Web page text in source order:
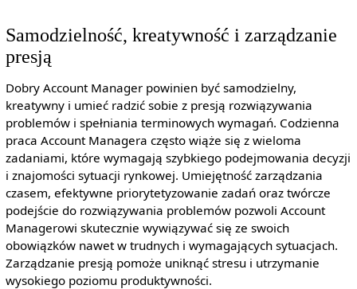
Samodzielność, kreatywność i zarządzanie
presją
Dobry Account Manager powinien być samodzielny,
kreatywny i umieć radzić sobie z presją rozwiązywania
problemów i spełniania terminowych wymagań. Codzienna
praca Account Managera często wiąże się z wieloma
zadaniami, które wymagają szybkiego podejmowania decyzji
i znajomości sytuacji rynkowej. Umiejętność zarządzania
czasem, efektywne priorytetyzowanie zadań oraz twórcze
podejście do rozwiązywania problemów pozwoli Account
Managerowi skutecznie wywiązywać się ze swoich
obowiązków nawet w trudnych i wymagających sytuacjach.
Zarządzanie presją pomoże uniknąć stresu i utrzymanie
wysokiego poziomu produktywności.